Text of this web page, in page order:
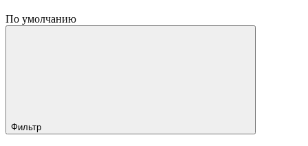
По умолчанию
Фильтр